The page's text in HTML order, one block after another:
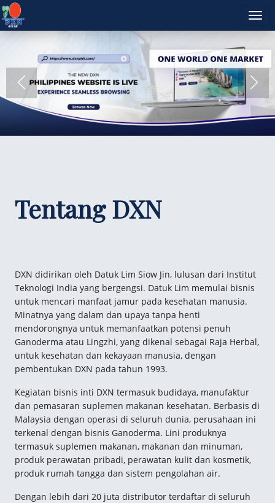
Tentang DXN
DXN didirikan oleh Datuk Lim Siow Jin, lulusan dari Institut
Teknologi India yang bergengsi. Datuk Lim memulai bisnis
untuk mencari manfaat jamur pada kesehatan manusia.
Minatnya yang dalam dan upaya tanpa henti
mendorongnya untuk memanfaatkan potensi penuh
Ganoderma atau Lingzhi, yang dikenal sebagai Raja Herbal,
untuk kesehatan dan kekayaan manusia, dengan
pembentukan DXN pada tahun 1993.
Kegiatan bisnis inti DXN termasuk budidaya, manufaktur
dan pemasaran suplemen makanan kesehatan. Berbasis di
Malaysia dengan operasi di seluruh dunia, perusahaan ini
terkenal dengan bisnis Ganoderma. Lini produknya
termasuk suplemen makanan, makanan dan minuman,
produk perawatan pribadi, perawatan kulit dan kosmetik,
produk rumah tangga dan sistem pengolahan air.
Dengan lebih dari 20 juta distributor terdaftar di seluruh